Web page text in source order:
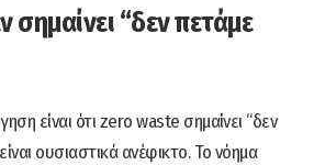
“δεν πετάμε
είναι ότι zero waste σημαίνει “δεν
ουσιαστικά ανέφικτο. Το νόημα